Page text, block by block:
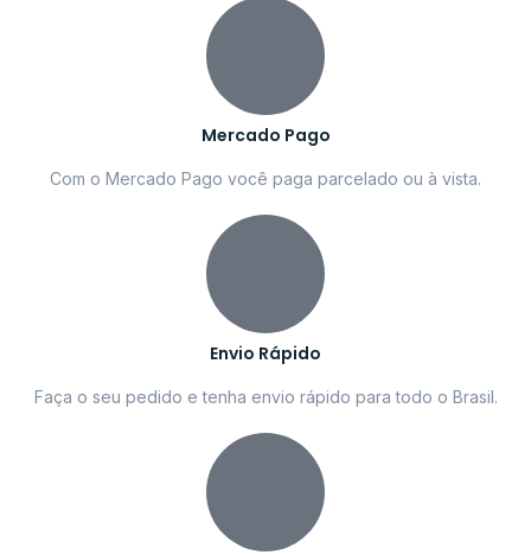
Mercado Pago
Com o Mercado Pago você paga parcelado ou à vista.
Envio Rápido
Faça o seu pedido e tenha envio rápido para todo o Brasil.